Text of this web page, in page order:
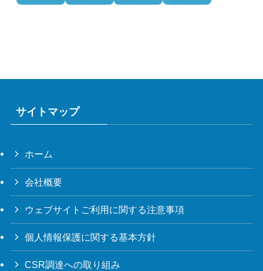
サイトマップ
ホーム
会社概要
ウェブサイトご利用に関する注意事項
個人情報保護に関する基本方針
CSR調達への取り組み